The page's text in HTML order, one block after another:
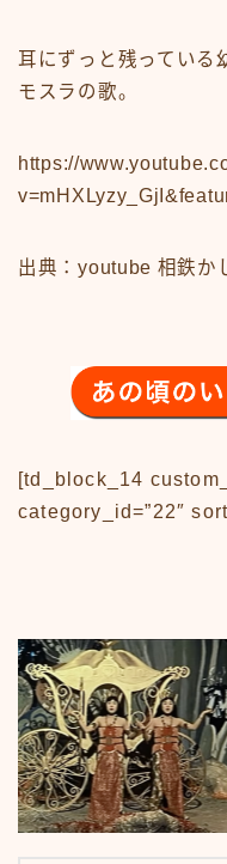
CM
CM60-69
CMその他
Contact
Homepage – Big Slide
Homepage – Blog
Homepage – Loop
Homepage – Magazine
Homepage – Newsmag
Homepage – Tech
Homepage – Video
News
あの頃のいろいろ60-
あの頃のいろいろ70-79
あの頃のいろいろ80-
あの頃のいろいろその
あの頃のいろいろ整備
あの頃のいろいろ整備
おもちゃ
耳にずっと残っている
モスラの歌。
https://
出典：youtube 相鉄か
[td_block_14
category_id=”22″